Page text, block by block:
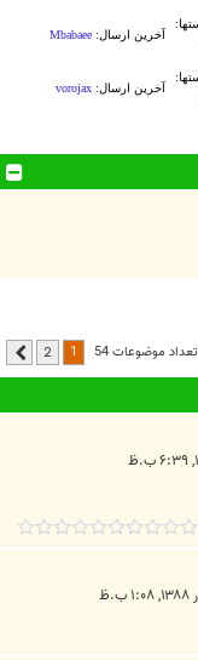
تعداد موضوعات 54 2 بعدی